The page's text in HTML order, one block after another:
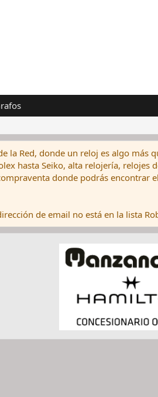
la Red, donde un reloj es algo más
hasta Seiko, alta relojería,
donde podrás encontrar
de email no está en la lista